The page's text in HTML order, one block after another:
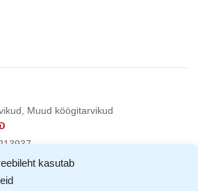
kasutab
Muud köögitarvikud